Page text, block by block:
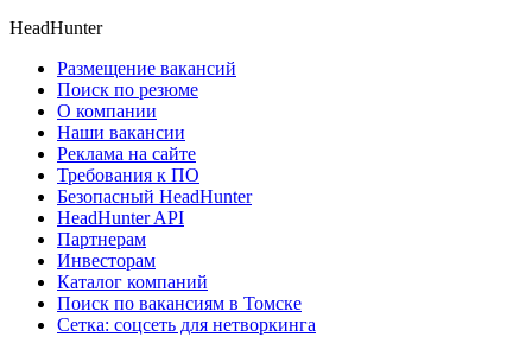
HeadHunter
Размещение вакансий
Поиск по резюме
О компании
Наши вакансии
Реклама на сайте
Требования к ПО
Безопасный HeadHunter
HeadHunter API
Партнерам
Инвесторам
Каталог компаний
Поиск по вакансиям в Томске
Сетка: соцсеть для нетворкинга